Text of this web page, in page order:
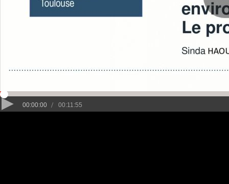
00:00:00 / 00:11:55